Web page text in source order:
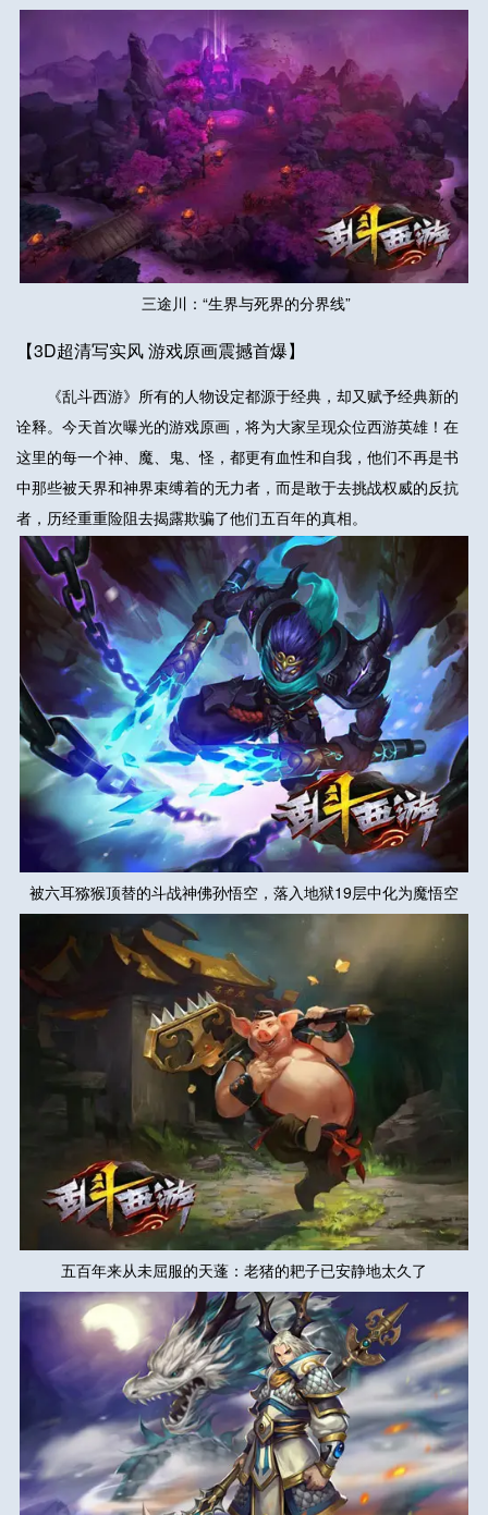
三途川：“生界与死界的分界线”
【3D超清写实风 游戏原画震撼首爆】
《乱斗西游》所有的人物设定都源于经典，却又赋予经典新的
诠释。今天首次曝光的游戏原画，将为大家呈现众位西游英雄！在
这里的每一个神、魔、鬼、怪，都更有血性和自我，他们不再是书
中那些被天界和神界束缚着的无力者，而是敢于去挑战权威的反抗
者，历经重重险阻去揭露欺骗了他们五百年的真相。
被六耳猕猴顶替的斗战神佛孙悟空，落入地狱19层中化为魔悟空
五百年来从未屈服的天蓬：老猪的耙子已安静地太久了